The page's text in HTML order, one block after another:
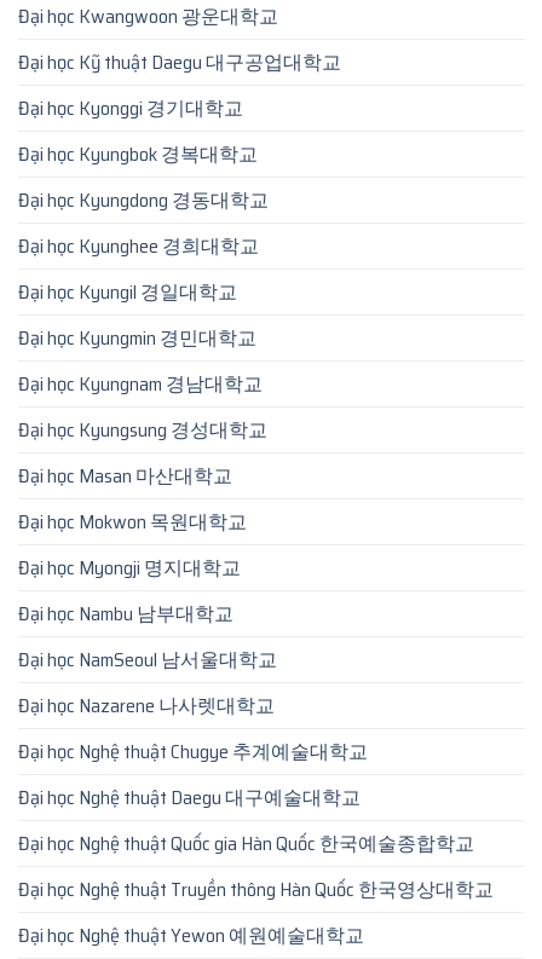
Đại học Kwangwoon 광운대학교
Đại học Kỹ thuật Daegu 대구공업대학교
Đại học Kyonggi 경기대학교
Đại học Kyungbok 경복대학교
Đại học Kyungdong 경동대학교
Đại học Kyunghee 경희대학교
Đại học Kyungil 경일대학교
Đại học Kyungmin 경민대학교
Đại học Kyungnam 경남대학교
Đại học Kyungsung 경성대학교
Đại học Masan 마산대학교
Đại học Mokwon 목원대학교
Đại học Myongji 명지대학교
Đại học Nambu 남부대학교
Đại học NamSeoul 남서울대학교
Đại học Nazarene 나사렛대학교
Đại học Nghệ thuật Chugye 추계예술대학교
Đại học Nghệ thuật Daegu 대구예술대학교
Đại học Nghệ thuật Quốc gia Hàn Quốc 한국예술종합학교
Đại học Nghệ thuật Truyền thông Hàn Quốc 한국영상대학교
Đại học Nghệ thuật Yewon 예원예술대학교